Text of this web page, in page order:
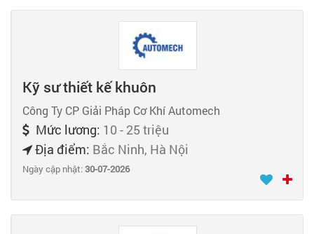
Kỹ sư thiết kế khuôn
Công Ty CP Giải Pháp Cơ Khí Automech
Mức lương: 10 - 25 triệu
Địa điểm: Bắc Ninh, Hà Nội
Ngày cập nhật:30-07-2026